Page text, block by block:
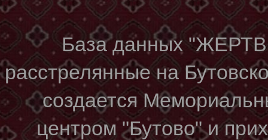
База данных
расстрелянные на
создается
центром "Бутово" и